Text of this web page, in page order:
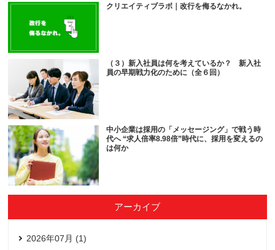
クリエイティブラボ｜改行を侮るなかれ。
（３）新入社員は何を考えているか？ 新入社
員の早期戦力化のために（全６回）
中小企業は採用の「メッセージング」で戦う時
代へ “求人倍率8.98倍”時代に、採用を変えるの
は何か
アーカイブ
2026年07月 (1)